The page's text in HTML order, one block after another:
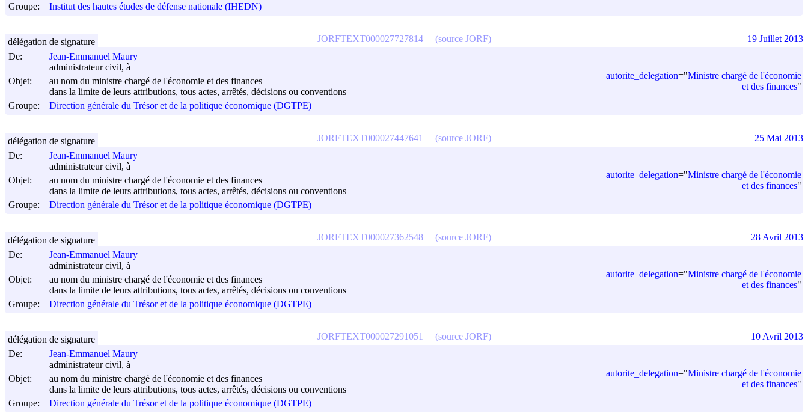
Groupe:
Institut des hautes études de défense nationale (IHEDN)
De:
Jean-Emmanuel Maury
administrateur civil, à
Objet:
au nom du ministre chargé de l'économie et des finances
dans la limite de leurs attributions, tous actes, arrêtés, décisions ou conventions
Groupe:
Direction générale du Trésor et de la politique économique (DGTPE)
autorite_delegation="Ministre chargé de l'économie
et des finances"
JORFTEXT000027727814 (source JORF)
délégation de signature 19 Juillet 2013
De:
Jean-Emmanuel Maury
administrateur civil, à
Objet:
au nom du ministre chargé de l'économie et des finances
dans la limite de leurs attributions, tous actes, arrêtés, décisions ou conventions
Groupe:
Direction générale du Trésor et de la politique économique (DGTPE)
autorite_delegation="Ministre chargé de l'économie
et des finances"
JORFTEXT000027447641 (source JORF)
délégation de signature 25 Mai 2013
De:
Jean-Emmanuel Maury
administrateur civil, à
Objet:
au nom du ministre chargé de l'économie et des finances
dans la limite de leurs attributions, tous actes, arrêtés, décisions ou conventions
Groupe:
Direction générale du Trésor et de la politique économique (DGTPE)
autorite_delegation="Ministre chargé de l'économie
et des finances"
JORFTEXT000027362548 (source JORF)
délégation de signature 28 Avril 2013
De:
Jean-Emmanuel Maury
administrateur civil, à
Objet:
au nom du ministre chargé de l'économie et des finances
dans la limite de leurs attributions, tous actes, arrêtés, décisions ou conventions
Groupe:
Direction générale du Trésor et de la politique économique (DGTPE)
autorite_delegation="Ministre chargé de l'économie
et des finances"
JORFTEXT000027291051 (source JORF)
délégation de signature 10 Avril 2013